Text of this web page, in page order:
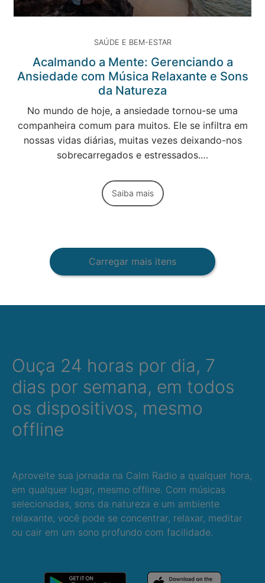
SAÚDE E BEM-ESTAR
Acalmando a Mente: Gerenciando a
Ansiedade com Música Relaxante e Sons
da Natureza
No mundo de hoje, a ansiedade tornou-se uma
companheira comum para muitos. Ele se infiltra em
nossas vidas diárias, muitas vezes deixando-nos
sobrecarregados e estressados.…
Saiba mais
Carregar mais itens
Ouça 24 horas por dia, 7
dias por semana, em todos
os dispositivos, mesmo
offline
Aproveite sua jornada na Calm Radio a qualquer hora,
em qualquer lugar, mesmo offline. Com músicas
selecionadas, sons da natureza e um ambiente
relaxante, você pode se concentrar, relaxar, meditar
ou cair em um sono profundo com facilidade.